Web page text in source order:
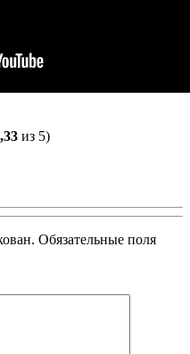
из 5)
Обязательные поля